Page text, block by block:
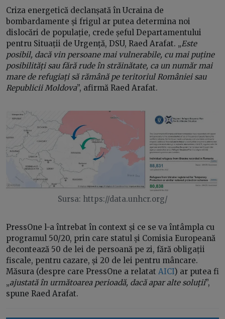
Criza energetică declanșată în Ucraina de
bombardamente și frigul ar putea determina noi
dislocări de populație, crede șeful Departamentului
pentru Situații de Urgență, DSU, Raed Arafat. „Este
posibil, dacă vin persoane mai vulnerabile, cu mai puține
posibilități sau fără rude în străinătate, ca un număr mai
mare de refugiați să rămână pe teritoriul României sau
Republicii Moldova”, afirmă Raed Arafat.
Sursa: https://data.unhcr.org/
PressOne l-a întrebat în context și ce se va întâmpla cu
programul 50/20, prin care statul și Comisia Europeană
decontează 50 de lei de persoană pe zi, fără obligații
fiscale, pentru cazare, și 20 de lei pentru mâncare.
Măsura (despre care PressOne a relatat AICI) ar putea fi
„ajustată în următoarea perioadă, dacă apar alte soluții”,
spune Raed Arafat.